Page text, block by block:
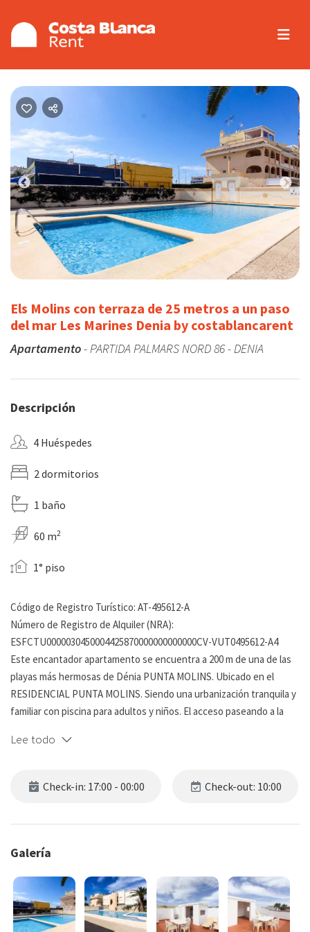
Previous
Els Molins con terraza de 25 metros a un paso
del mar Les Marines Denia by costablancarent
Apartamento- PARTIDA PALMARS NORD 86 - DENIA
Descripción
4 Huéspedes
2 dormitorios
1 baño
60 m2
1° piso
Código de Registro Turístico: AT-495612-A
Número de Registro de Alquiler (NRA):
ESFCTU0000030450004425870000000000000CV-VUT0495612-A4
Este encantador apartamento se encuentra a 200 m de una de las
playas más hermosas de Dénia PUNTA MOLINS. Ubicado en el
RESIDENCIAL PUNTA MOLINS. Siendo una urbanización tranquila y
familiar con piscina para adultos y niños. El acceso paseando a la
carretera de les marines a través de la salida por Carrer Mar Caspia.
El Apartamento se ubica en un primer piso sin ascensor . Tiene un
doble con cama nido. , un salón / comedor, una cocina, un baño con
bañera y una cocina americana conforman este apartamento en
una sola planta.
Lee todo
Check-in: 17:00 - 00:00 Check-out: 10:00
Galería